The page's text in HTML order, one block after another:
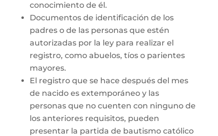
conocimiento de él.
Documentos de identificación de los
padres o de las personas que estén
autorizadas por la ley para realizar el
registro, como abuelos, tíos o parientes
mayores.
El registro que se hace después del mes
de nacido es extemporáneo y las
personas que no cuenten con ninguno de
los anteriores requisitos, pueden
presentar la partida de bautismo católico